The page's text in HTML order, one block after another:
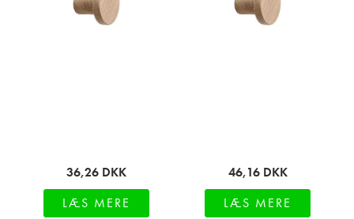
36,26 DKK
LÆS MERE
46,16 DKK
LÆS MERE